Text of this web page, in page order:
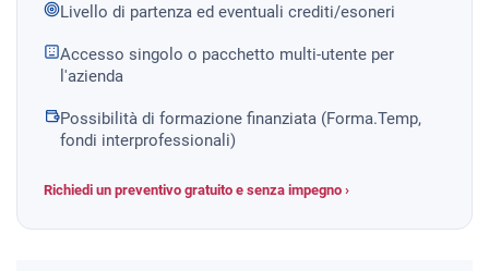
Livello di partenza ed eventuali crediti/esoneri
Accesso singolo o pacchetto multi-utente per
l'azienda
Possibilità di formazione finanziata (Forma.Temp,
fondi interprofessionali)
Richiedi un preventivo gratuito e senza impegno ›